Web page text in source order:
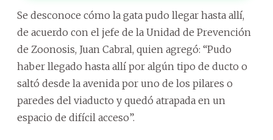
Se desconoce cómo la gata pudo llegar hasta allí,
de acuerdo con el jefe de la Unidad de Prevención
de Zoonosis, Juan Cabral, quien agregó: “Pudo
haber llegado hasta allí por algún tipo de ducto o
saltó desde la avenida por uno de los pilares o
paredes del viaducto y quedó atrapada en un
espacio de difícil acceso”.